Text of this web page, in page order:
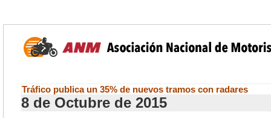
Tráfico publica un 35% de nuevos tramos con radares
8 de Octubre de 2015